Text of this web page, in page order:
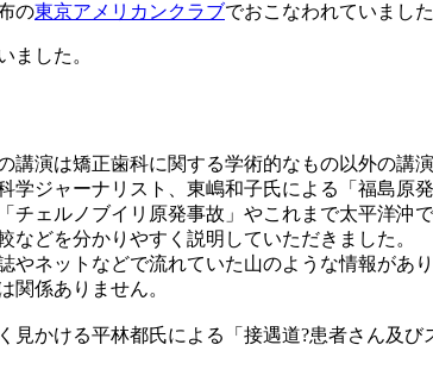
の東京アメリカンクラブでおこなわれていまし
ました。
講演は矯正歯科に関する学術的なもの以外の講
学ジャーナリスト、東嶋和子氏による「福島原
チェルノブイリ原発事故」やこれまで太平洋
などを分かりやすく説明していただきました。
やネットなどで流れていた山のような情報があ
関係ありません。
見かける平林都氏による「接遇道?患者さん及び